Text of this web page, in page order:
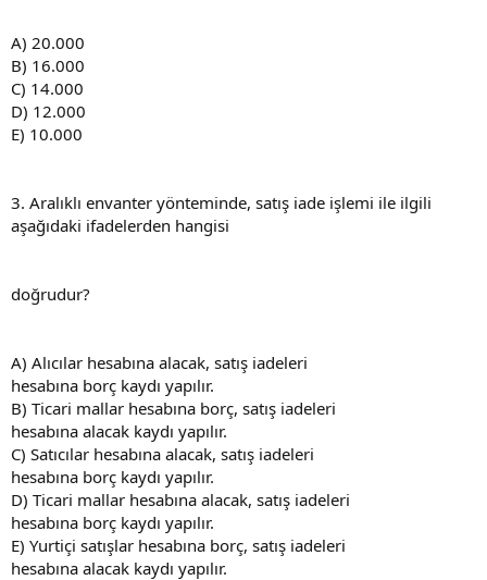
A) 20.000
B) 16.000
C) 14.000
D) 12.000
E) 10.000
3. Aralıklı envanter yönteminde, satış iade işlemi ile ilgili
aşağıdaki ifadelerden hangisi
doğrudur?
A) Alıcılar hesabına alacak, satış iadeleri
hesabına borç kaydı yapılır.
B) Ticari mallar hesabına borç, satış iadeleri
hesabına alacak kaydı yapılır.
C) Satıcılar hesabına alacak, satış iadeleri
hesabına borç kaydı yapılır.
D) Ticari mallar hesabına alacak, satış iadeleri
hesabına borç kaydı yapılır.
E) Yurtiçi satışlar hesabına borç, satış iadeleri
hesabına alacak kaydı yapılır.